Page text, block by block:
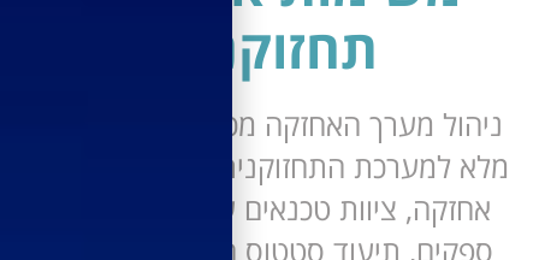
תחזוקנית
מערך האחזקה מכל מקום ובסנכרון
למערכת התחזוקנית. פתיחת קריאות
ציוות טכנאים על המפה, ניהול
תיעוד סטטוס הטיפול מהשטח,